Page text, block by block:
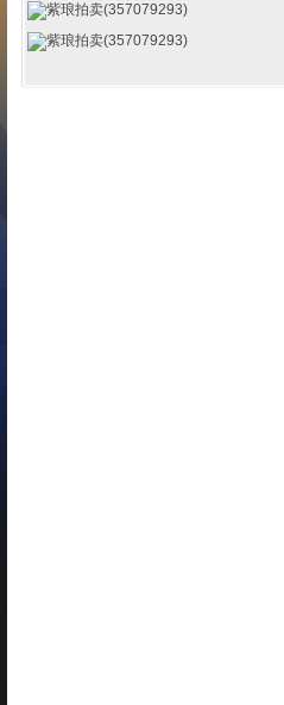
紫琅拍卖(357079293)
紫琅拍卖(357079293)